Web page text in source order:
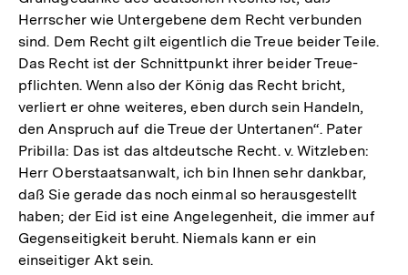
Herrscher wie Untergebene dem Recht verbunden
sind. Dem Recht gilt eigentlich die Treue beider Teile.
Das Recht ist der Schnittpunkt ihrer beider Treue-
pflichten. Wenn also der König das Recht bricht,
verliert er ohne weiteres, eben durch sein Handeln,
den Anspruch auf die Treue der Untertanen“. Pater
Pribilla: Das ist das altdeutsche Recht. v. Witzleben:
Herr Oberstaatsanwalt, ich bin Ihnen sehr dankbar,
daß Sie gerade das noch einmal so herausgestellt
haben; der Eid ist eine Angelegenheit, die immer auf
Gegenseitigkeit beruht. Niemals kann er ein
einseitiger Akt sein.